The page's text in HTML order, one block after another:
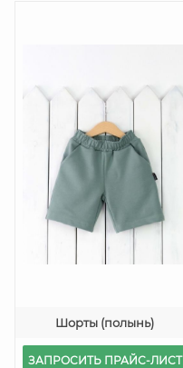
Шорты (полынь)
ЗАПРОСИТЬ ПРАЙС-ЛИСТ